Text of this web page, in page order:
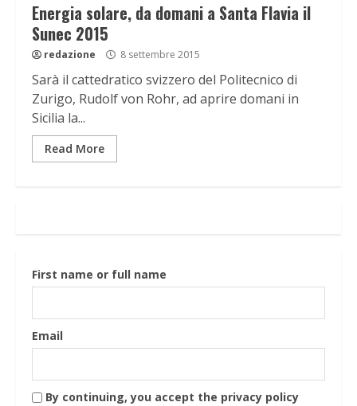
Energia solare, da domani a Santa Flavia il
Sunec 2015
redazione 8 settembre 2015
Sarà il cattedratico svizzero del Politecnico di
Zurigo, Rudolf von Rohr, ad aprire domani in
Sicilia la...
Read More
First name or full name
Email
By continuing, you accept the privacy policy